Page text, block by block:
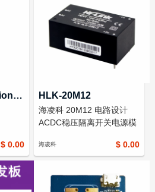
New M2X Extension Board
$ 0.00
HLK-20M12
海凌科 20M12 电路设计
ACDC稳压隔离开关电源模
海凌科 $ 0.00